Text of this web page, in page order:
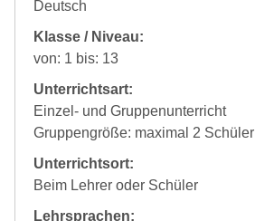
Deutsch
Klasse / Niveau:
von: 1 bis: 13
Unterrichtsart:
Einzel- und Gruppenunterricht
Gruppengröße: maximal 2 Schüler
Unterrichtsort:
Beim Lehrer oder Schüler
Lehrsprachen: